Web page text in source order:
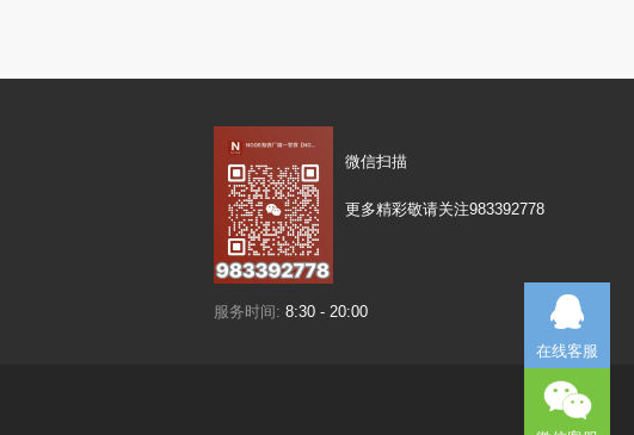
微信扫描
更多精彩敬请关注983392778
服务时间: 8:30 - 20:00
在线客服